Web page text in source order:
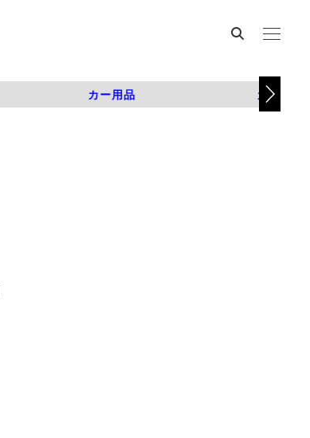
カー用品 カスタム